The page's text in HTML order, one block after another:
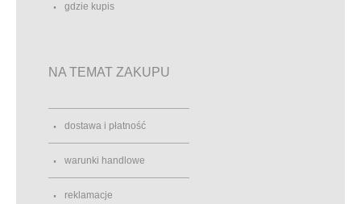
gdzie kupis
NA TEMAT ZAKUPU
dostawa i płatność
warunki handlowe
reklamacje